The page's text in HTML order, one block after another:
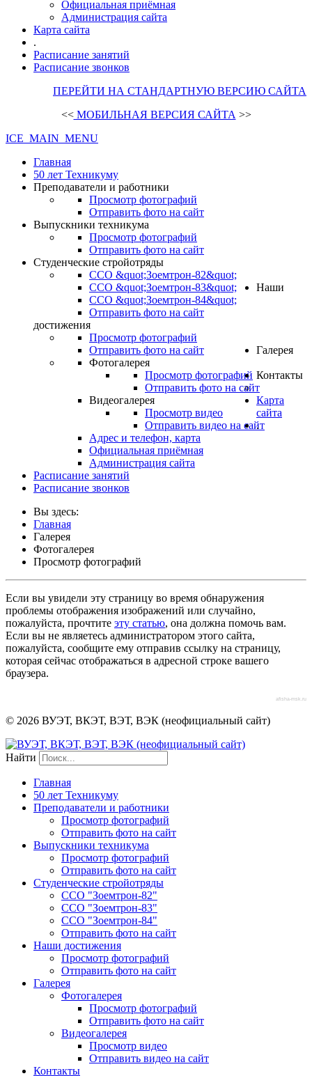
Официальная приёмная
Администрация сайта
Карта сайта
.
Расписание занятий
Расписание звонков
ПЕРЕЙТИ НА СТАНДАРТНУЮ ВЕРСИЮ САЙТА
<<МОБИЛЬНАЯ ВЕРСИЯ САЙТА >>
ICE_MAIN_MENU
Главная
50 лет Техникуму
Преподаватели и работники
Просмотр фотографий
Отправить фото на сайт
Выпускники техникума
Просмотр фотографий
Отправить фото на сайт
Студенческие стройотряды
ССО &quot;Зоемтрон-82&quot;
ССО &quot;Зоемтрон-83&quot;
ССО &quot;Зоемтрон-84&quot;
Отправить фото на сайт
Наши
достижения
Просмотр фотографий
Отправить фото на сайт
Галерея
Фотогалерея
Просмотр фотографий
Отправить фото на сайт
Видеогалерея
Просмотр видео
Отправить видео на сайт
Контакты
Адрес и телефон, карта
Официальная приёмная
Администрация сайта
Карта
сайта
.
Расписание занятий
Расписание звонков
Вы здесь:
Главная
Галерея
Фотогалерея
Просмотр фотографий
Если вы увидели эту страницу во время обнаружения
проблемы отображения изображений или случайно,
пожалуйста, прочтите эту статью, она должна помочь вам.
Если вы не являетесь администратором этого сайта,
пожалуйста, сообщите ему отправив ссылку на страницу,
которая сейчас отображаться в адресной строке вашего
браузера.
afisha-msk.ru
© 2026 ВУЭТ, ВКЭТ, ВЭТ, ВЭК (неофициальный сайт)
Найти
Главная
50 лет Техникуму
Преподаватели и работники
Просмотр фотографий
Отправить фото на сайт
Выпускники техникума
Просмотр фотографий
Отправить фото на сайт
Студенческие стройотряды
ССО "Зоемтрон-82"
ССО "Зоемтрон-83"
ССО "Зоемтрон-84"
Отправить фото на сайт
Наши достижения
Просмотр фотографий
Отправить фото на сайт
Галерея
Фотогалерея
Просмотр фотографий
Отправить фото на сайт
Видеогалерея
Просмотр видео
Отправить видео на сайт
Контакты